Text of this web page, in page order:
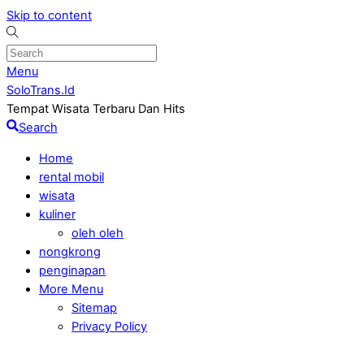
Skip to content
Menu
SoloTrans.Id
Tempat Wisata Terbaru Dan Hits
Search
Home
rental mobil
wisata
kuliner
oleh oleh
nongkrong
penginapan
More Menu
Sitemap
Privacy Policy